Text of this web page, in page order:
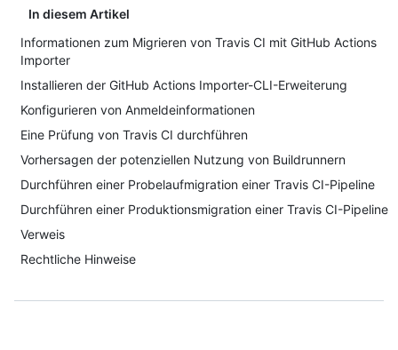
In diesem Artikel
Informationen zum Migrieren von Travis CI mit GitHub Actions
Importer
Installieren der GitHub Actions Importer-CLI-Erweiterung
Konfigurieren von Anmeldeinformationen
Eine Prüfung von Travis CI durchführen
Vorhersagen der potenziellen Nutzung von Buildrunnern
Durchführen einer Probelaufmigration einer Travis CI-Pipeline
Durchführen einer Produktionsmigration einer Travis CI-Pipeline
Verweis
Rechtliche Hinweise